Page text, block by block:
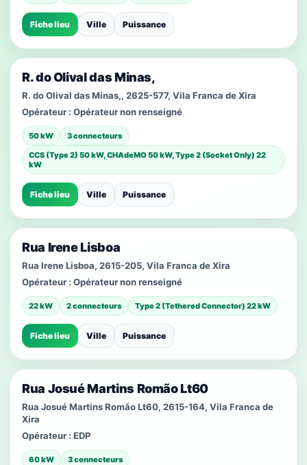
Fiche lieu Ville Puissance
R. do Olival das Minas,
R. do Olival das Minas,, 2625-577, Vila Franca de Xira
Opérateur : Opérateur non renseigné
50 kW
3 connecteurs
CCS (Type 2) 50 kW, CHAdeMO 50 kW, Type 2 (Socket Only) 22
kW
Fiche lieu Ville Puissance
Rua Irene Lisboa
Rua Irene Lisboa, 2615-205, Vila Franca de Xira
Opérateur : Opérateur non renseigné
22 kW 2 connecteurs Type 2 (Tethered Connector) 22 kW
Fiche lieu Ville Puissance
Rua Josué Martins Romão Lt60
Rua Josué Martins Romão Lt60, 2615-164, Vila Franca de
Xira
Opérateur : EDP
60 kW
3 connecteurs